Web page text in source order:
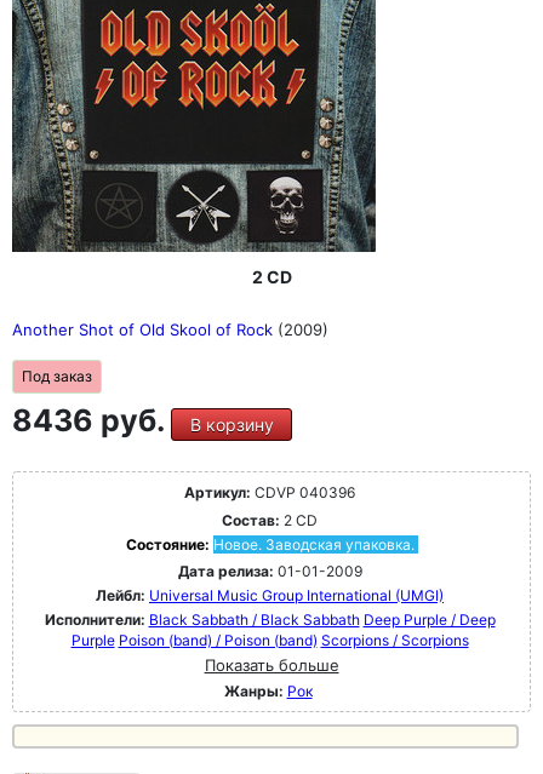
2 CD
Another Shot of Old Skool of Rock (2009)
Под заказ
8436 руб. В корзину
Артикул: CDVP 040396
Состав: 2 CD
Состояние: Новое. Заводская упаковка.
Дата релиза: 01-01-2009
Лейбл: Universal Music Group International (UMGI)
Исполнители: Black Sabbath / Black Sabbath Deep Purple / Deep
Purple Poison (band) / Poison (band) Scorpions / Scorpions
Показать больше
Жанры: Рок